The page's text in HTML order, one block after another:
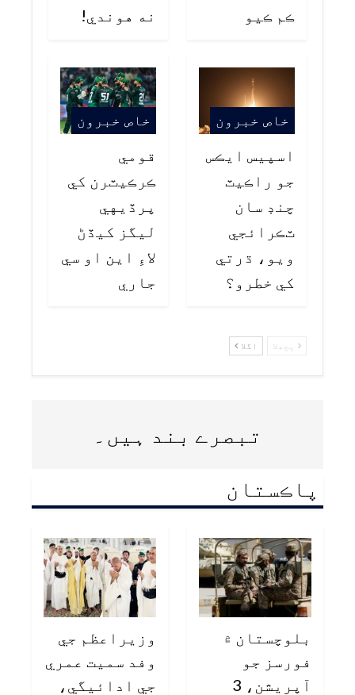
ڪم ڪيو
نه هوندي!
خاص خبرون
اسپيس ايڪس
جو راڪيٽ
چنڊ سان
ٽڪرائجي
ويو، ڌرتي
کي خطرو؟
خاص خبرون
قومي
ڪرڪيٽرن کي
پرڏيهي
ليگز کيڏڻ
لاءِ اين او سي
جاري
پچھلا اگلا
تبصرے بند ہیں۔
پاڪستان
بلوچستان ۾
فورسز جو
آپريشن، 3
وزيراعظم جي
وفد سميت عمري
جي ادائيگي،